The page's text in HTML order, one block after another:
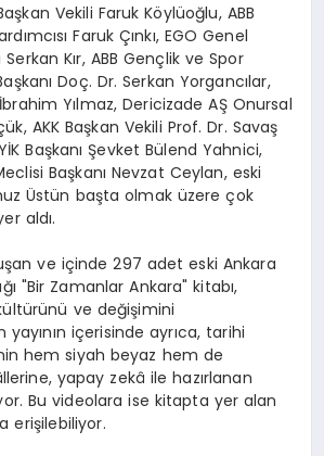
Vekili Faruk Köylüoğlu, ABB
Faruk Çınkı, EGO Genel
Serkan Kır, ABB Gençlik ve Spor
Doç. Dr. Serkan Yorgancılar,
İbrahim Yılmaz, Dericizade AŞ Onursal
AKK Başkan Vekili Prof. Dr. Savaş
Başkanı Şevket Bülend Yahnici,
Başkanı Nevzat Ceylan, eski
Üstün başta olmak üzere çok
aldı.
ve içinde 297 adet eski Ankara
"Bir Zamanlar Ankara" kitabı,
ve değişimini
içerisinde ayrıca, tarihi
hem siyah beyaz hem de
yapay zekâ ile hazırlanan
Bu videolara ise kitapta yer alan
erişilebiliyor.